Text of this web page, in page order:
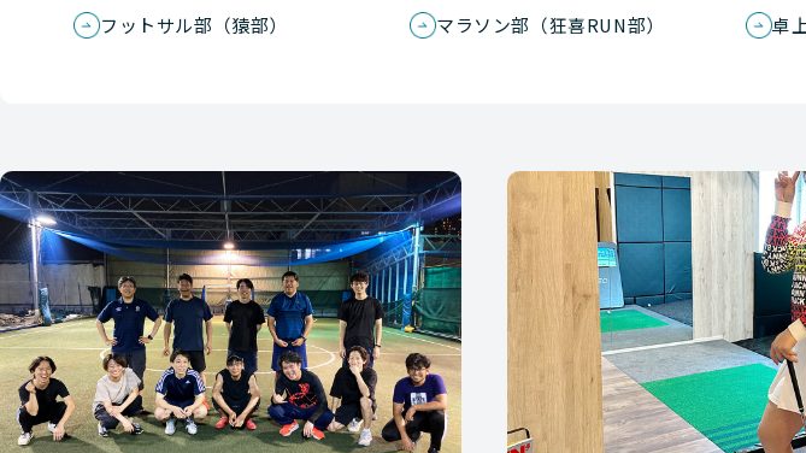
フットサル部（猿部） マラソン部（狂喜RUN部） 卓